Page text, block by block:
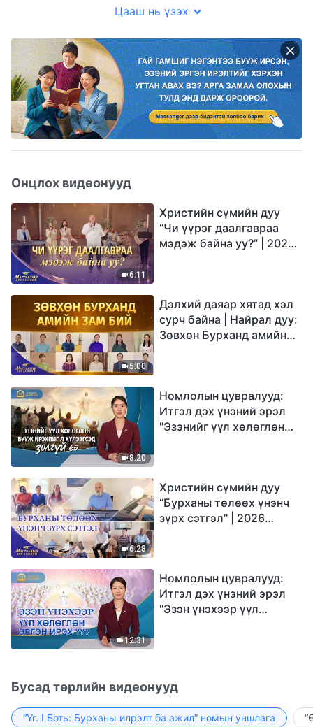
Цааш нь үзэх
Онцлох видеонууд
6:11
Христийн сүмийн дуу
“Чи үүрэг даалгавраа
мэдэж байна уу?” | 2026
5:00
Дэлхий даяар хятад хэл
сурч байна | Найрал дуу:
Зөвхөн Бурханд амийн
8:20
Номлолын цувралууд:
Итгэл дэх үнэний эрэл
"Эзэнийг үүл хөлөглөн
6:28
Христийн сүмийн дуу
“Бурханы төлөөх үнэнч
зүрх сэтгэл” | 2026
12:31
Номлолын цувралууд:
Итгэл дэх үнэний эрэл
"Эзэн үнэхээр үүл
Бусад төрлийн видеонууд
“Үг. I Боть: Бурханы илрэлт ба ажил” номын уншлага